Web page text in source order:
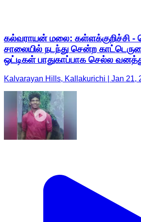
கல்வராயன் மலை: கள்ளக்குறிச்சி
சாலையில் நடந்து சென்ற
ஒட்டிகள் பாதுகாப்பாக செல்ல
Kalvarayan Hills, Kallakurichi | Jan 21,